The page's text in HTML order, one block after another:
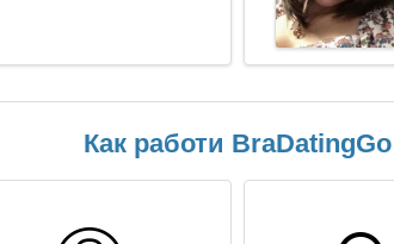
Как работи BraDatingGo